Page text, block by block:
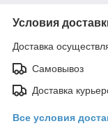
Условия
Доставка
Самовывоз
Доставка
Все условия